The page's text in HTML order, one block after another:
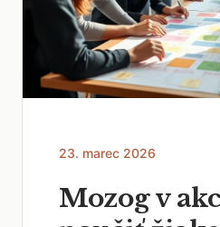
23. marec 2026
Mozog v